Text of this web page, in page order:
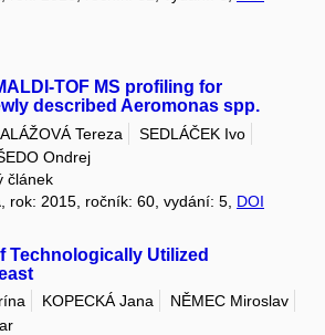
TOF MS profiling for
described Aeromonas spp.
Tereza
SEDLÁČEK Ivo
Ondrej
článek
, rok: 2015, ročník: 60, vydání: 5, DOI
Technologically Utilized
KOPECKÁ Jana
NĚMEC Miroslav